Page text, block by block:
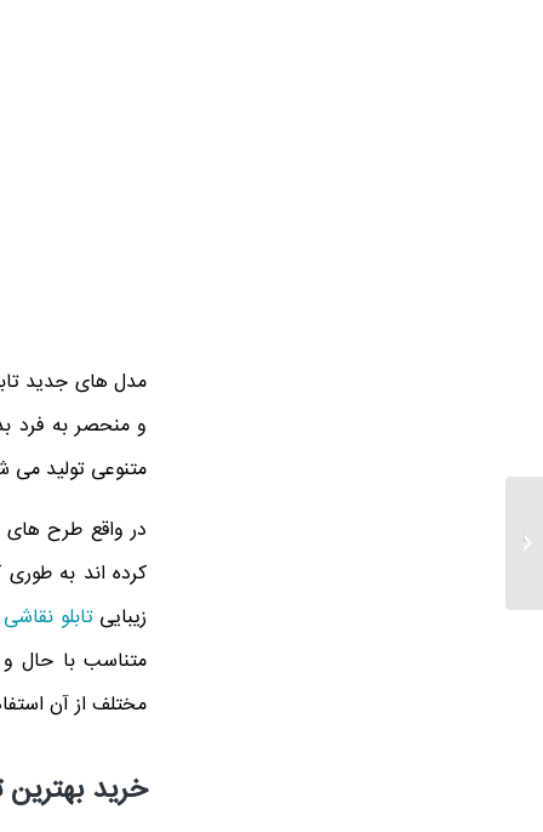
مدل های جدید
و منحصر به فرد
متنوعی تولید
در واقع طرح
کرده اند به
زیباییتابلو نقاشی
متناسب با حال
مختلف از آن
خرید